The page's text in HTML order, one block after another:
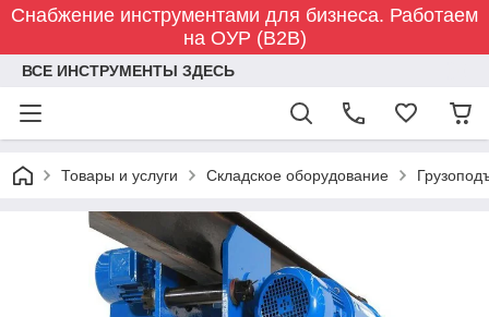
Снабжение инструментами для бизнеса. Работаем
на ОУР (B2B)
ВСЕ ИНСТРУМЕНТЫ ЗДЕСЬ
Товары и услуги Складское оборудование